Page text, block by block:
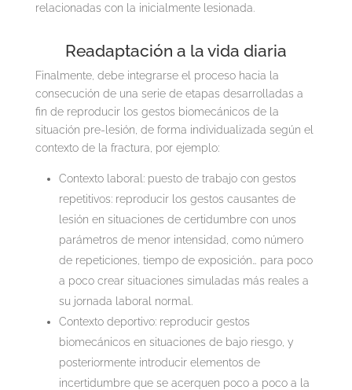
relacionadas con la inicialmente lesionada.
Readaptación a la vida diaria
Finalmente, debe integrarse el proceso hacia la
consecución de una serie de etapas desarrolladas a
fin de reproducir los gestos biomecánicos de la
situación pre-lesión, de forma individualizada según el
contexto de la fractura, por ejemplo:
Contexto laboral: puesto de trabajo con gestos
repetitivos: reproducir los gestos causantes de
lesión en situaciones de certidumbre con unos
parámetros de menor intensidad, como número
de repeticiones, tiempo de exposición… para poco
a poco crear situaciones simuladas más reales a
su jornada laboral normal.
Contexto deportivo: reproducir gestos
biomecánicos en situaciones de bajo riesgo, y
posteriormente introducir elementos de
incertidumbre que se acerquen poco a poco a la